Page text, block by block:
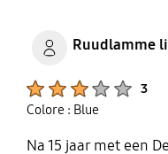
Ruudlamme li
3
Colore : Blue
Na 15 jaar met een